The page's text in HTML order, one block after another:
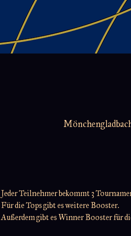
Jeder Teilnehmer bekommt 3
Für die Tops gibt es weitere Booster.
Außerdem gibt es Winner Booster für